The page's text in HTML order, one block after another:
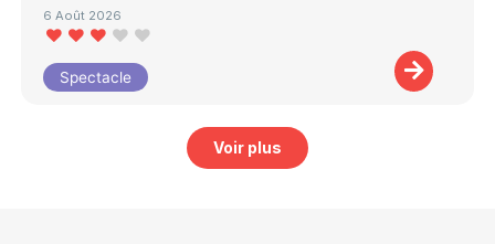
6 Août 2026
Spectacle
Voir plus